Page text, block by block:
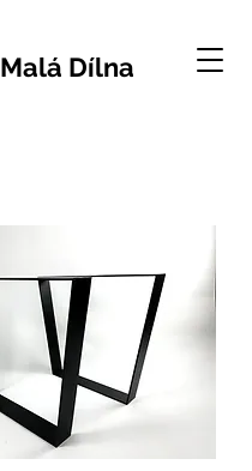
Malá Dílna